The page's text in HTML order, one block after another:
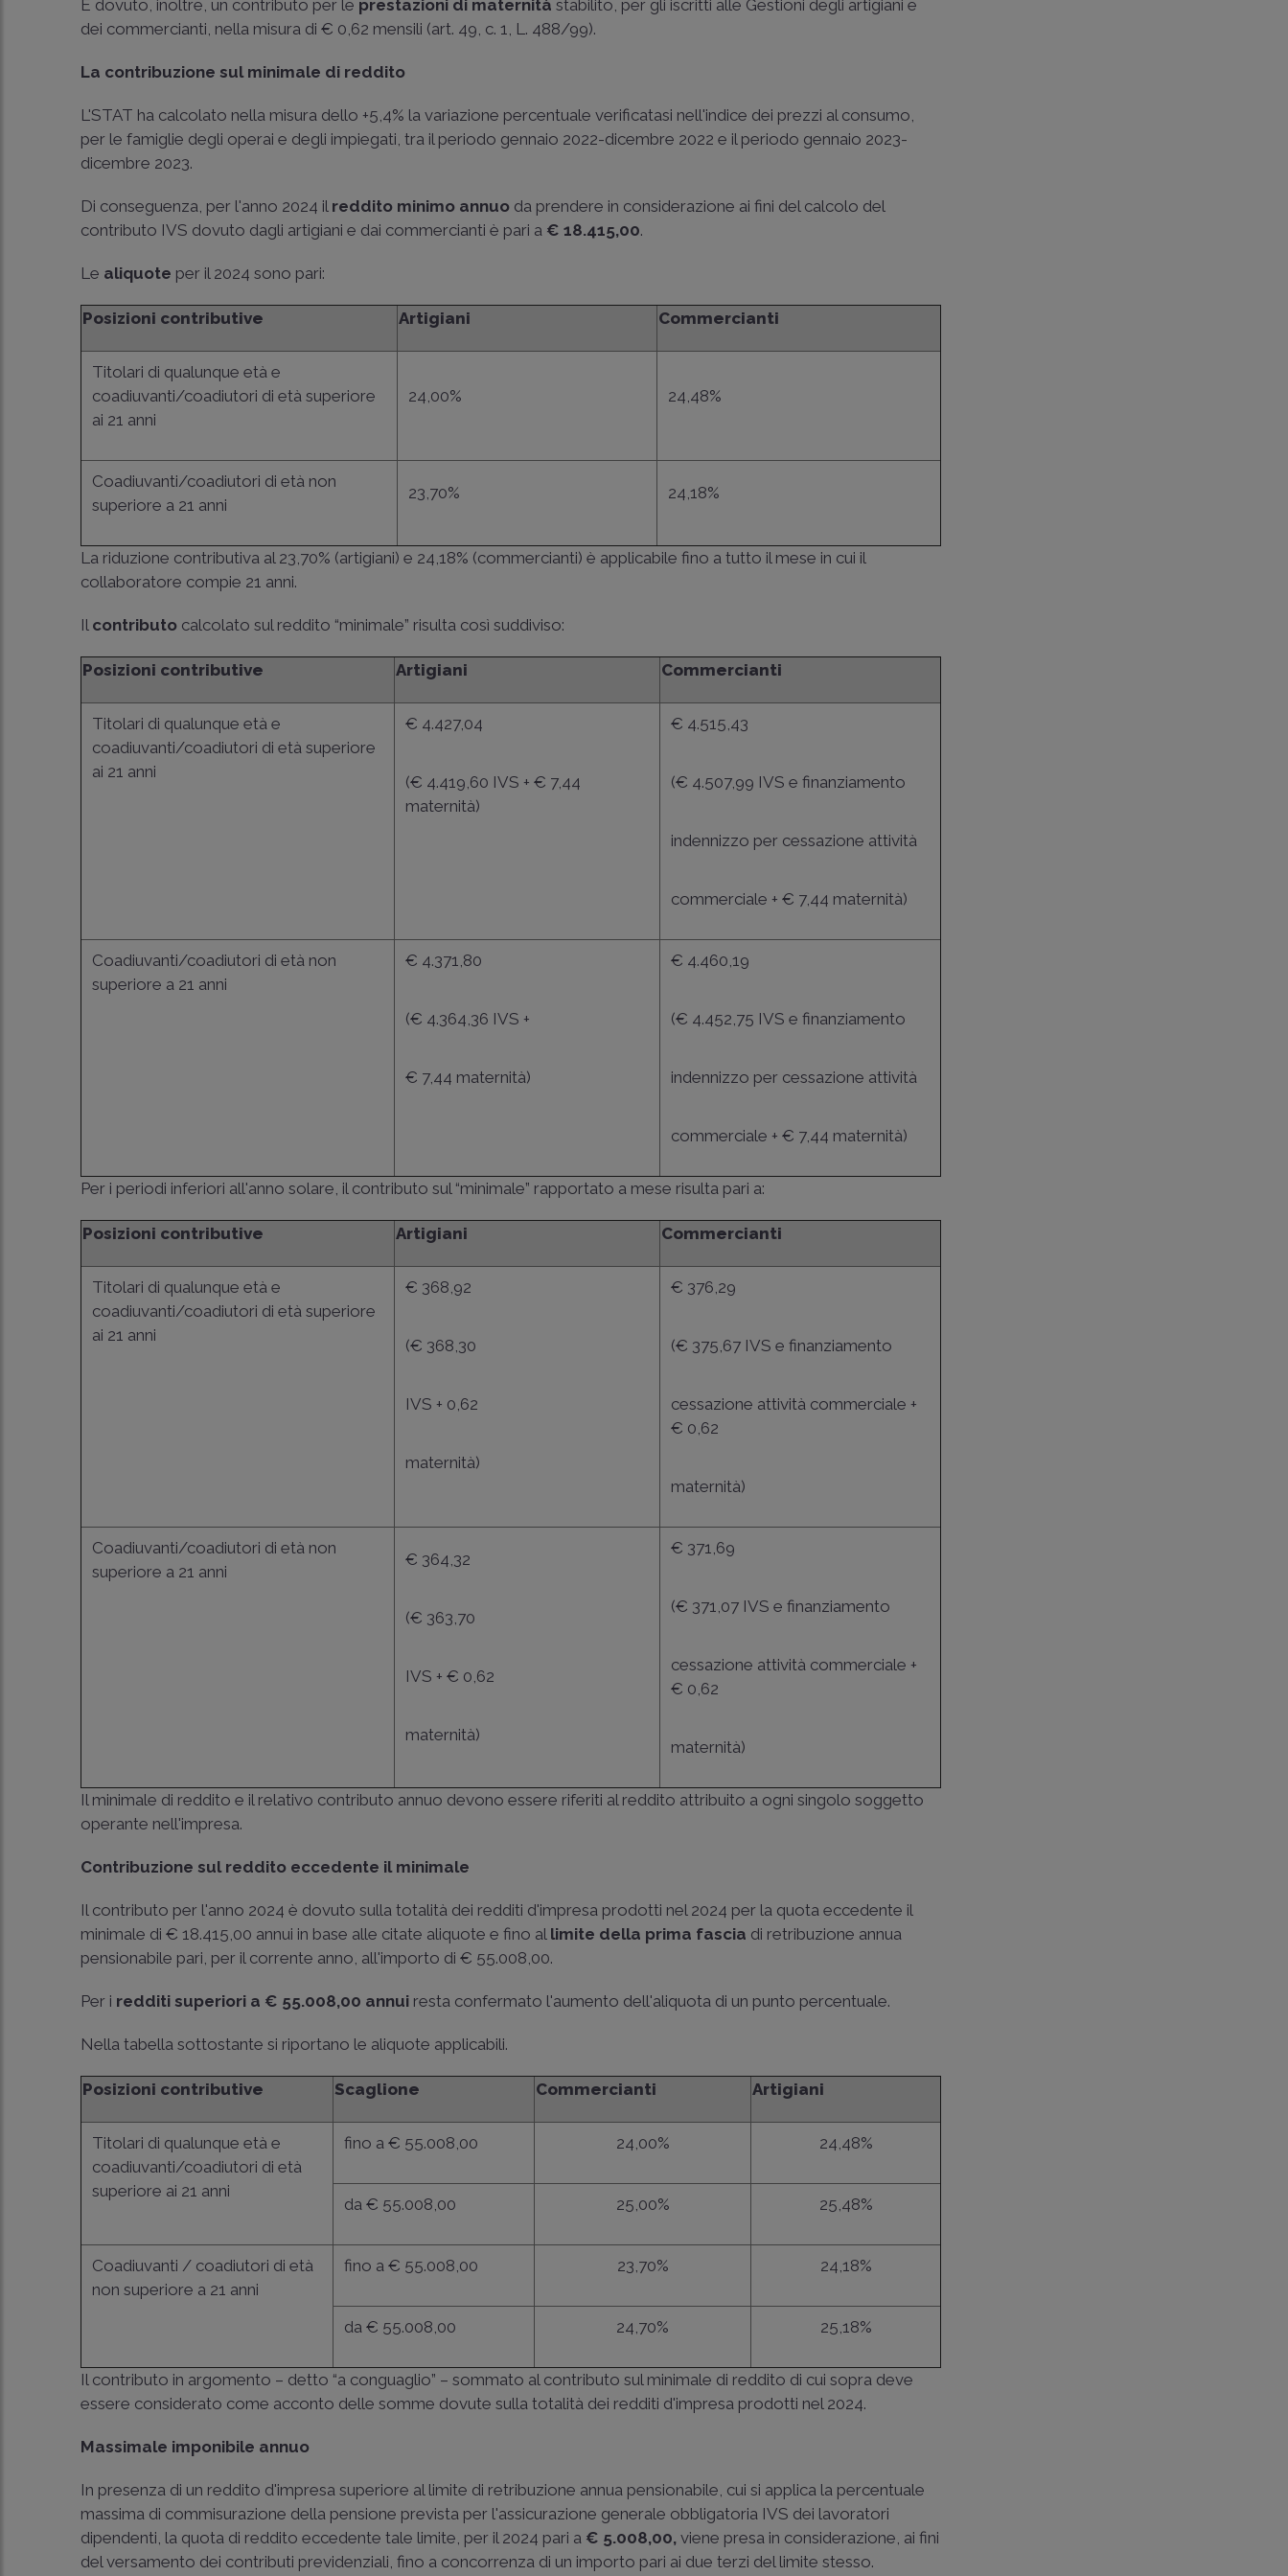
È dovuto, inoltre, un contributo per le prestazioni di maternità stabilito, per gli iscritti alle Gestioni degli artigiani e
dei commercianti, nella misura di € 0,62 mensili (art. 49, c. 1, L. 488/99).
La contribuzione sul minimale di reddito
L'STAT ha calcolato nella misura dello +5,4% la variazione percentuale verificatasi nell'indice dei prezzi al consumo,
per le famiglie degli operai e degli impiegati, tra il periodo gennaio 2022-dicembre 2022 e il periodo gennaio 2023-
dicembre 2023.
Di conseguenza, per l'anno 2024 il reddito minimo annuo da prendere in considerazione ai fini del calcolo del
contributo IVS dovuto dagli artigiani e dai commercianti è pari a € 18.415,00.
Le aliquote per il 2024 sono pari:
Posizioni contributive Artigiani Commercianti
Titolari di qualunque età e
coadiuvanti/coadiutori di età superiore
ai 21 anni
24,00% 24,48%
Coadiuvanti/coadiutori di età non
superiore a 21 anni
23,70% 24,18%
La riduzione contributiva al 23,70% (artigiani) e 24,18% (commercianti) è applicabile fino a tutto il mese in cui il
collaboratore compie 21 anni.
Il contributo calcolato sul reddito “minimale” risulta così suddiviso:
Posizioni contributive Artigiani Commercianti
Titolari di qualunque età e
coadiuvanti/coadiutori di età superiore
ai 21 anni
€ 4.427,04
(€ 4.419,60 IVS + € 7,44
maternità)
€ 4.515,43
(€ 4.507,99 IVS e finanziamento
indennizzo per cessazione attività
commerciale + € 7,44 maternità)
Coadiuvanti/coadiutori di età non
superiore a 21 anni
€ 4.371,80
(€ 4.364,36 IVS +
€ 7,44 maternità)
€ 4.460,19
(€ 4.452,75 IVS e finanziamento
indennizzo per cessazione attività
commerciale + € 7,44 maternità)
Per i periodi inferiori all'anno solare, il contributo sul “minimale” rapportato a mese risulta pari a:
Posizioni contributive Artigiani Commercianti
Titolari di qualunque età e
coadiuvanti/coadiutori di età superiore
ai 21 anni
€ 368,92
(€ 368,30
IVS + 0,62
maternità)
€ 376,29
(€ 375,67 IVS e finanziamento
cessazione attività commerciale +
€ 0,62
maternità)
Coadiuvanti/coadiutori di età non
superiore a 21 anni
€ 364,32
(€ 363,70
IVS + € 0,62
maternità)
€ 371,69
(€ 371,07 IVS e finanziamento
cessazione attività commerciale +
€ 0,62
maternità)
Il minimale di reddito e il relativo contributo annuo devono essere riferiti al reddito attribuito a ogni singolo soggetto
operante nell'impresa.
Contribuzione sul reddito eccedente il minimale
Il contributo per l'anno 2024 è dovuto sulla totalità dei redditi d'impresa prodotti nel 2024 per la quota eccedente il
minimale di € 18.415,00 annui in base alle citate aliquote e fino al limite della prima fascia di retribuzione annua
pensionabile pari, per il corrente anno, all'importo di € 55.008,00.
Per i redditi superiori a € 55.008,00 annui resta confermato l'aumento dell'aliquota di un punto percentuale.
Nella tabella sottostante si riportano le aliquote applicabili.
Posizioni contributive Scaglione Commercianti Artigiani
Titolari di qualunque età e
coadiuvanti/coadiutori di età
superiore ai 21 anni
fino a € 55.008,00 24,00% 24,48%
da € 55.008,00 25,00% 25,48%
Coadiuvanti / coadiutori di età
non superiore a 21 anni
fino a € 55.008,00 23,70% 24,18%
da € 55.008,00 24,70% 25,18%
Il contributo in argomento – detto “a conguaglio” – sommato al contributo sul minimale di reddito di cui sopra deve
essere considerato come acconto delle somme dovute sulla totalità dei redditi d'impresa prodotti nel 2024.
Massimale imponibile annuo
In presenza di un reddito d'impresa superiore al limite di retribuzione annua pensionabile, cui si applica la percentuale
massima di commisurazione della pensione prevista per l'assicurazione generale obbligatoria IVS dei lavoratori
dipendenti, la quota di reddito eccedente tale limite, per il 2024 pari a € 5.008,00, viene presa in considerazione, ai fini
del versamento dei contributi previdenziali, fino a concorrenza di un importo pari ai due terzi del limite stesso.